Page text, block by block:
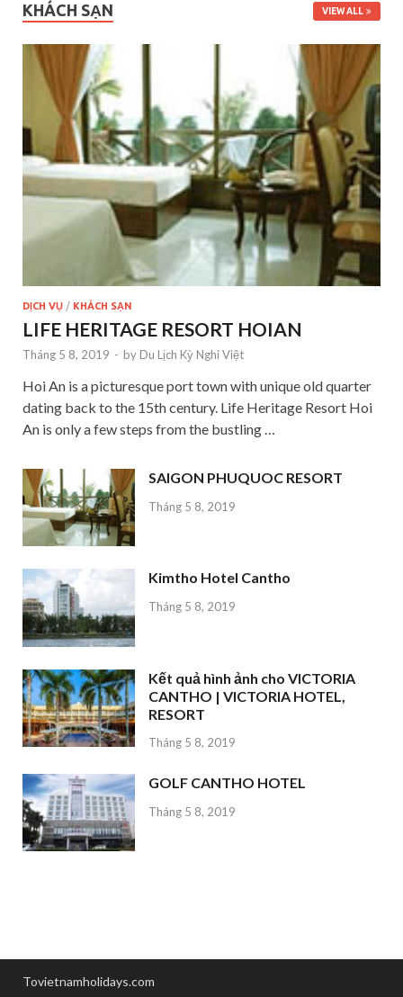
KHÁCH SẠN VIEW ALL
DỊCH VỤ / KHÁCH SẠN
LIFE HERITAGE RESORT HOIAN
Tháng 5 8, 2019 - by Du Lịch Kỳ Nghỉ Việt
Hoi An is a picturesque port town with unique old quarter
dating back to the 15th century. Life Heritage Resort Hoi
An is only a few steps from the bustling …
SAIGON PHUQUOC RESORT
Tháng 5 8, 2019
Kimtho Hotel Cantho
Tháng 5 8, 2019
Kết quả hình ảnh cho VICTORIA
CANTHO | VICTORIA HOTEL,
RESORT
Tháng 5 8, 2019
GOLF CANTHO HOTEL
Tháng 5 8, 2019
Tovietnamholidays.com